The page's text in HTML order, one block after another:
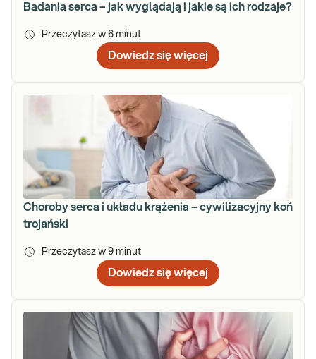
Badania serca – jak wyglądają i jakie są ich rodzaje?
Przeczytasz w 6 minut
Dowiedz się więcej
Choroby serca i układu krążenia – cywilizacyjny koń
trojański
Przeczytasz w 9 minut
Dowiedz się więcej